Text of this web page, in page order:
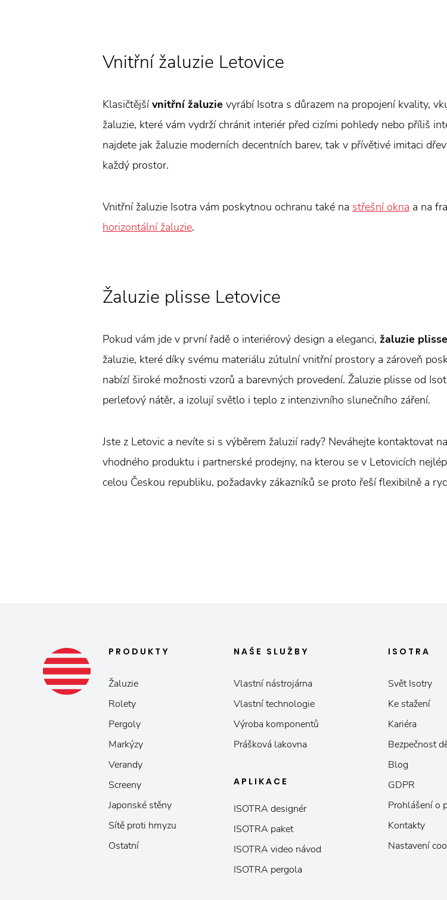
Vnitřní žaluzie Letovice
Klasičtějšívnitřní žaluzie vyrábí Isotra s důrazem na propojení kvality,
žaluzie, které vám vydrží chránit interiér před cizími pohledy nebo příliš
najdete jak žaluzie moderních decentních barev, tak v přívětivé imitaci
každý prostor.
Vnitřní žaluzie Isotra vám poskytnou ochranu také na střešní okna a na
horizontální žaluzie.
Žaluzie plisse Letovice
Pokud vám jde v první řadě o interiérový design a eleganci, žaluzie plisse
žaluzie, které díky svému materiálu zútulní vnitřní prostory a zároveň
nabízí široké možnosti vzorů a barevných provedení. Žaluzie plisse od
perleťový nátěr, a izolují světlo i teplo z intenzivního slunečního záření.
Jste z Letovic a nevíte si s výběrem žaluzií rady? Neváhejte kontaktovat
vhodného produktu i partnerské prodejny, na kterou se v Letovicích
celou Českou republiku, požadavky zákazníků se proto řeší flexibilně a
PRODUKTY
Žaluzie
Rolety
Pergoly
Markýzy
Verandy
Screeny
Japonské stěny
Sítě proti hmyzu
Ostatní
NAŠE SLUŽBY
Vlastní nástrojárna
Vlastní technologie
Výroba komponentů
Prášková lakovna
APLIKACE
ISOTRA designér
ISOTRA paket
ISOTRA video návod
ISOTRA pergola
ISOTRA
Svět Isotry
Ke stažení
Kariéra
Bezpečnost
Blog
GDPR
Prohlášení o
Kontakty
Nastavení